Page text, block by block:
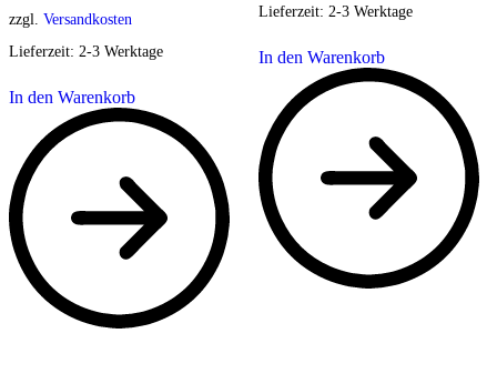
zzgl. Versandkosten
Lieferzeit: 2-3 Werktage
In den Warenkorb
Lieferzeit: 2-3 Werktage
In den Warenkorb